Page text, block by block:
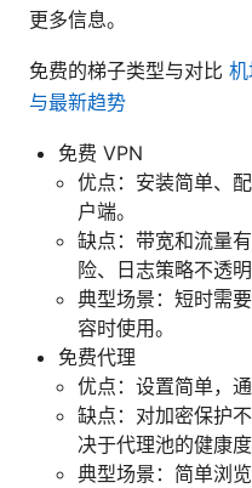
更多信息。
免费的梯子类型与对比
与最新趋势
免费 VPN
优点：安装简单、
户端。
缺点：带宽和流量
险、日志策略不透
典型场景：短时需
容时使用。
免费代理
优点：设置简单，
缺点：对加密保护
决于代理池的健康度
典型场景：简单浏